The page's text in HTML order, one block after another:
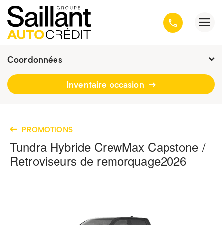
Coordonnées
9h - 16h30
Inventaire occasion
PROMOTIONS
Tundra Hybride CrewMax Capstone /
Retroviseurs de remorquage2026